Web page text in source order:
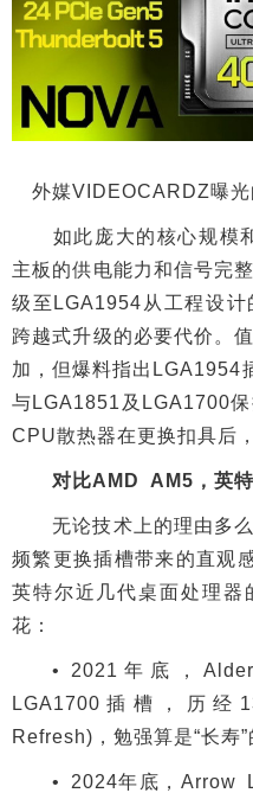
外媒VIDEOCARDZ曝
如此庞大的核心规模和
主板的供电能力和信号完
级至LGA1954从工程设
跨越式升级的必要代价。
加，但爆料指出LGA1954
与LGA1851及LGA1700
CPU散热器在更换扣具后
对比AMD AM5，英特
无论技术上的理由多么
频繁更换插槽带来的直观
英特尔近几代桌面处理器
花：
• 2021年底，Alder
LGA1700插槽，历经
Refresh)，勉强算是“长寿”
• 2024年底，Arrow